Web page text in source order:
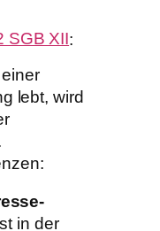
SGB XII:
lebt, wird
in der